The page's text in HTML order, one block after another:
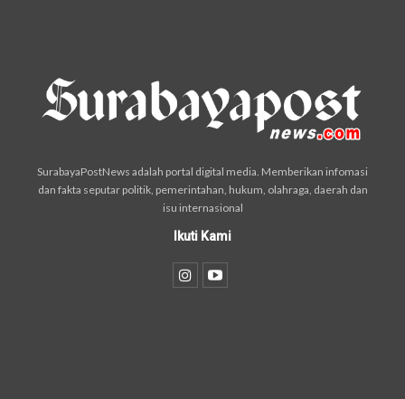
SurabayaPostNews adalah portal digital media. Memberikan infomasi
dan fakta seputar politik, pemerintahan, hukum, olahraga, daerah dan
isu internasional
Ikuti Kami